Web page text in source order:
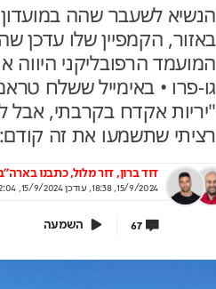
הנשיא לשעבר שהה במועדון
המועמד הרפובליקני
גו-פרו • באימייל ששלח
"יריות אקדח בקרבתי,
רציתי שתשמעו את זה
דוד ברון דור מלול, כתבנו
15/9/2024, 18:38
, עודכן15/9/2024, 22:04
67 השמעה
יונדאי לוקחת אתכם לבמה הכי
בשיתוף יונדאי מבית